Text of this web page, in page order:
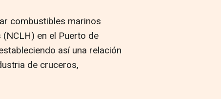
combustibles marinos
en el Puerto de
así una relación
de cruceros,